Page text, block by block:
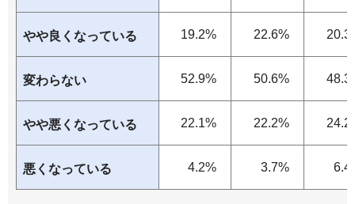
やや良くなっている 19.2% 22.6%
変わらない 52.9% 50.6%
やや悪くなっている 22.1% 22.2%
悪くなっている 4.2% 3.7%